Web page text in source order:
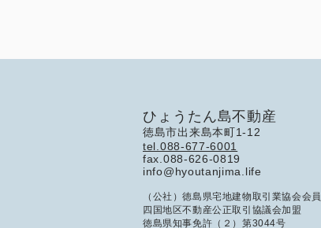
ひょうたん島不動産
徳島市出来島本町1-12
tel.088-677-6001
fax.088-626-0819
info@hyoutanjima.life
（公社）徳島県宅地建物取引業協会会員
四国地区不動産公正取引協議会加盟
徳島県知事免許（２）第3044号